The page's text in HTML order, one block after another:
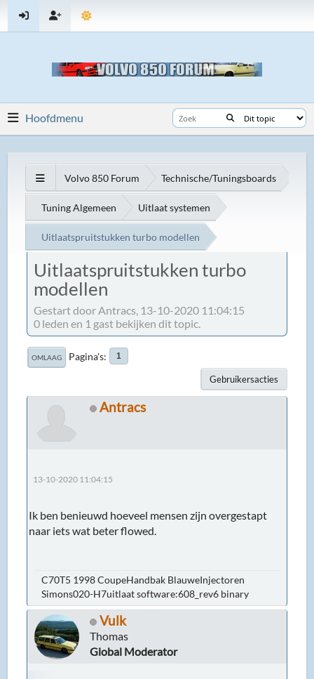
Hoofdmenu
Volvo 850 Forum Technische/Tuningsboards
Tuning Algemeen Uitlaat systemen
Uitlaatspruitstukken turbo modellen
Uitlaatspruitstukken turbo
modellen
Gestart door Antracs, 13-10-2020 11:04:15
0 leden en 1 gast bekijken dit topic.
OMLAAG Pagina's 1
Gebruikersacties
Antracs
13-10-2020 11:04:15
Ik ben benieuwd hoeveel mensen zijn overgestapt
naar iets wat beter flowed.
C70T5 1998 CoupeHandbak BlauweInjectoren
Simons020-H7uitlaat software:608_rev6 binary
Vulk
Thomas
Global Moderator